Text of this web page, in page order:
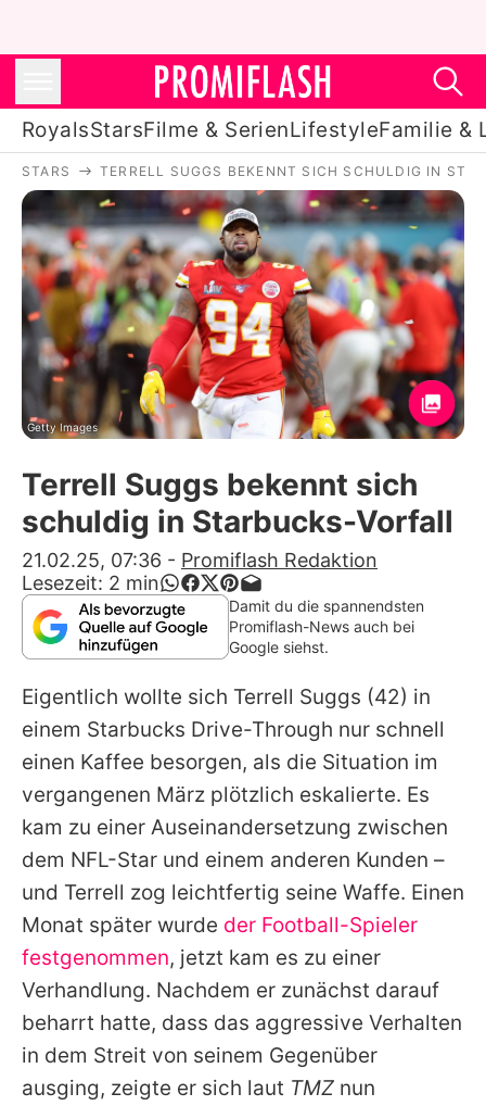
RoyalsStarsFilme & SerienLifestyleFamilie &
Royals
Stars
Filme & Serien
Lifestyle
Familie & Liebe
Promiflash Exklusiv
Alle Themen auf Promiflash
App runterladen
Team
Redaktionelle Richtlinien
Impressum
Datenschutzerklärung
Nutzungsbedingungen
Utiq verwalten
STARS TERRELL SUGGS BEKENNT SICH SCHULDIG IN
Getty Images
Terrell Suggs bekennt sich
schuldig in Starbucks-Vorfall
21.02.25, 07:36 - Promiflash Redaktion
Lesezeit: 2 min
Damit du die spannendsten
Promiflash-News auch bei
Google siehst.
Eigentlich wollte sich Terrell Suggs (42) in
einem Starbucks Drive-Through nur schnell
einen Kaffee besorgen, als die Situation im
vergangenen März plötzlich eskalierte. Es
kam zu einer Auseinandersetzung zwischen
dem NFL-Star und einem anderen Kunden –
und Terrell zog leichtfertig seine Waffe. Einen
Monat später wurde der Football-Spieler
festgenommen, jetzt kam es zu einer
Verhandlung. Nachdem er zunächst darauf
beharrt hatte, dass das aggressive Verhalten
in dem Streit von seinem Gegenüber
ausging, zeigte er sich laut TMZ nun